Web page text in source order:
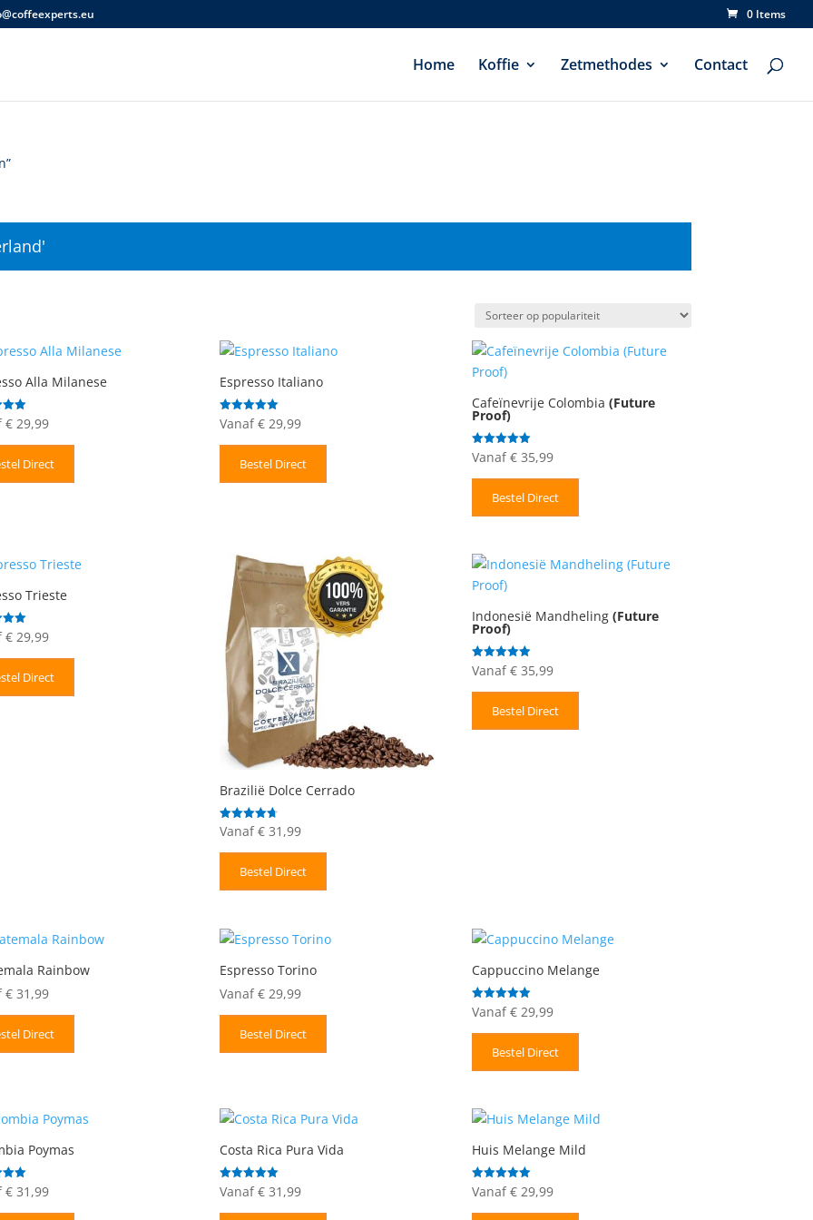
0 Items
Home Koffie Zetmethodes Contact
Alla Milanese
€ 29,99
Direct
Espresso Italiano
Gewaardeerd
5.00
Vanaf € 29,99
Bestel Direct
Cafeïnevrije Colombia(Future
Proof)
Gewaardeerd
5.00
Vanaf € 35,99
Bestel Direct
Trieste
€ 29,99
Direct
Brazilië Dolce Cerrado
Gewaardeerd
4.67
uit 5
Vanaf € 31,99
Bestel Direct
Indonesië Mandheling(Future
Proof)
Gewaardeerd
5.00
uit 5
Vanaf € 35,99
Bestel Direct
Rainbow
€ 31,99
Direct
Espresso Torino
Vanaf € 29,99
Bestel Direct
Cappuccino Melange
Gewaardeerd
5.00
Vanaf € 29,99
Bestel Direct
Poymas
€ 31,99
Costa Rica Pura Vida
Gewaardeerd
5.00
uit 5
Vanaf € 31,99
Huis Melange Mild
Gewaardeerd
5.00
uit 5
Vanaf € 29,99